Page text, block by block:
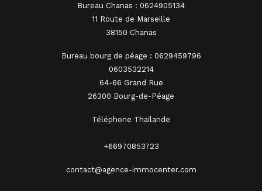
Bureau Chanas : 0624905134
11 Route de Marseille
38150 Chanas
Bureau bourg de péage : 0629459796
0603532214
64-66 Grand Rue
26300 Bourg-de-Péage
Téléphone Thaïlande
+66970853723
contact@agence-immocenter.com